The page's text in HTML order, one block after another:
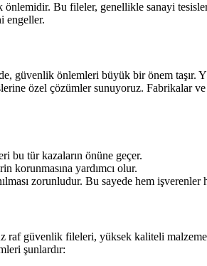
Bu fileler, genellikle sanayi
engeller.
güvenlik önlemleri büyük bir önem taşır.
özel çözümler sunuyoruz. Fabrikalar
bu tür kazaların önüne geçer.
korunmasına yardımcı olur.
zorunludur. Bu sayede hem işverenler
güvenlik fileleri, yüksek kaliteli
şunlardır: